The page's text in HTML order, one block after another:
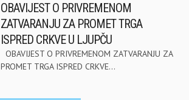
OBAVIJEST O PRIVREMENOM
ZATVARANJU ZA PROMET TRGA
ISPRED CRKVE U LJUPČU
OBAVIJEST O PRIVREMENOM ZATVARANJU ZA
PROMET TRGA ISPRED CRKVE...